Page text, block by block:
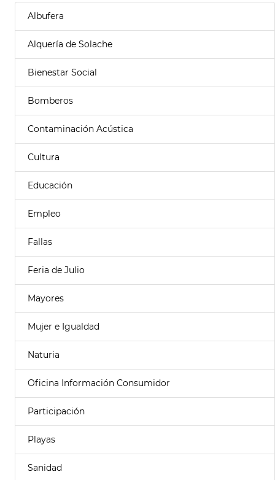
Albufera
Alquería de Solache
Bienestar Social
Bomberos
Contaminación Acústica
Cultura
Educación
Empleo
Fallas
Feria de Julio
Mayores
Mujer e Igualdad
Naturia
Oficina Información Consumidor
Participación
Playas
Sanidad